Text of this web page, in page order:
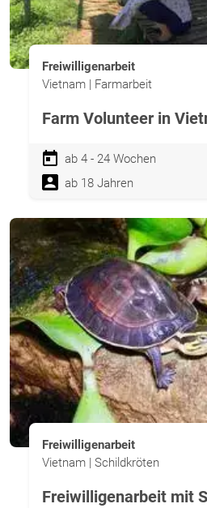
Freiwilligenarbeit
Vietnam | Farmarbeit
Farm Volunteer in
ab 4 - 24 Wochen
ab 18 Jahren
Freiwilligenarbeit
Vietnam | Schildkröten
Freiwilligenarbeit mit